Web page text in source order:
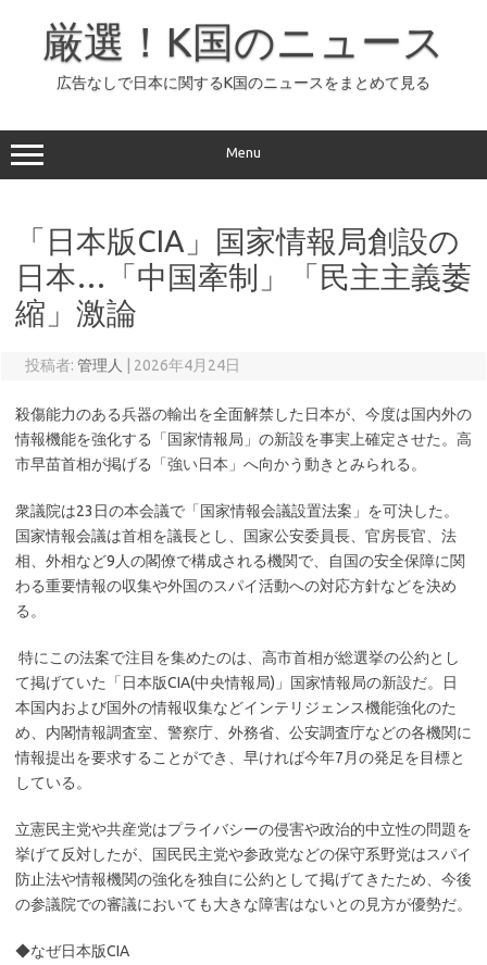
ッ
プ
厳選！K国のニュース
広告なしで日本に関するK国のニュースをまとめて見る
Menu
「日本版CIA」国家情報局創設の
日本…「中国牽制」「民主主義萎
縮」激論
投稿者: 管理人 2026年4月24日
殺傷能力のある兵器の輸出を全面解禁した日本が、今度は国内外の
情報機能を強化する「国家情報局」の新設を事実上確定させた。高
市早苗首相が掲げる「強い日本」へ向かう動きとみられる。
衆議院は23日の本会議で「国家情報会議設置法案」を可決した。
国家情報会議は首相を議長とし、国家公安委員長、官房長官、法
相、外相など9人の閣僚で構成される機関で、自国の安全保障に関
わる重要情報の収集や外国のスパイ活動への対応方針などを決め
る。
特にこの法案で注目を集めたのは、高市首相が総選挙の公約とし
て掲げていた「日本版CIA(中央情報局)」国家情報局の新設だ。日
本国内および国外の情報収集などインテリジェンス機能強化のた
め、内閣情報調査室、警察庁、外務省、公安調査庁などの各機関に
情報提出を要求することができ、早ければ今年7月の発足を目標と
している。
立憲民主党や共産党はプライバシーの侵害や政治的中立性の問題を
挙げて反対したが、国民民主党や参政党などの保守系野党はスパイ
防止法や情報機関の強化を独自に公約として掲げてきたため、今後
の参議院での審議においても大きな障害はないとの見方が優勢だ。
◆なぜ日本版CIA